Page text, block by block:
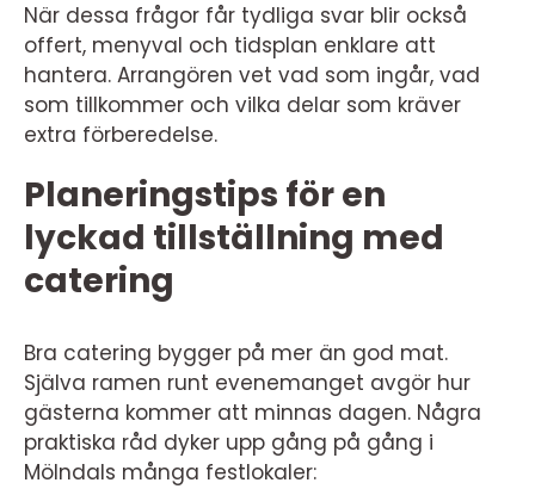
När dessa frågor får tydliga svar blir också
offert, menyval och tidsplan enklare att
hantera. Arrangören vet vad som ingår, vad
som tillkommer och vilka delar som kräver
extra förberedelse.
Planeringstips för en
lyckad tillställning med
catering
Bra catering bygger på mer än god mat.
Själva ramen runt evenemanget avgör hur
gästerna kommer att minnas dagen. Några
praktiska råd dyker upp gång på gång i
Mölndals många festlokaler: